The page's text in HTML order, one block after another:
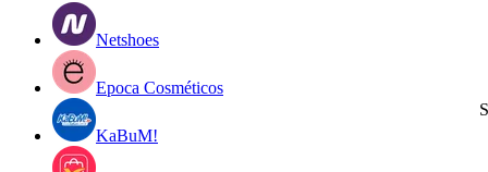
Netshoes
Epoca Cosméticos
KaBuM!